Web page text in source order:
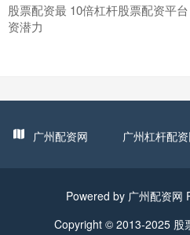
股票配资最 10倍杠杆股票配资平
资潜力
广州配资网 广州杠杆配
Powered by 广州配资网
Copyright © 2013-2025 股